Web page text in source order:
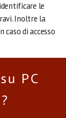
le
Inoltre la
di accesso
PC